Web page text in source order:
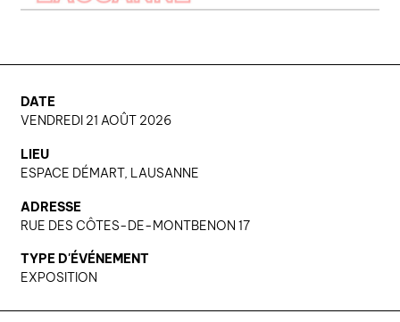
diffusion/librairies
DATE
VENDREDI 21 AOÛT 2026
LIEU
ESPACE DÉMART, LAUSANNE
ADRESSE
RUE DES CÔTES-DE-MONTBENON 17
TYPE D'ÉVÉNEMENT
EXPOSITION